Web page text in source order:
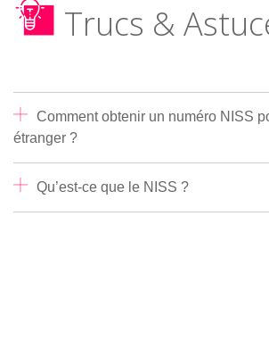
Trucs &
Comment obtenir un numéro NISS
étranger ?
Qu’est-ce que le NISS ?